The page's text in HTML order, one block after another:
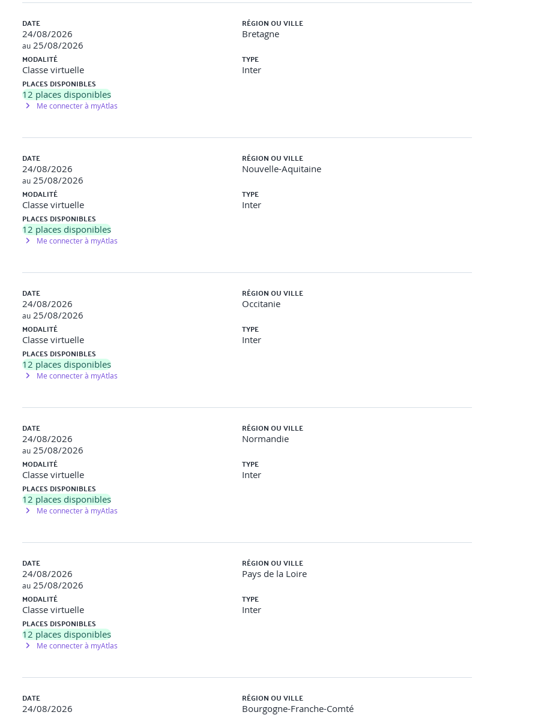
DATE
24/08/2026
au 25/08/2026
RÉGION OU VILLE
Bretagne
MODALITÉ
Classe virtuelle
TYPE
Inter
PLACES DISPONIBLES
12 places disponibles
Me connecter à myAtlas
DATE
24/08/2026
au 25/08/2026
RÉGION OU VILLE
Nouvelle-Aquitaine
MODALITÉ
Classe virtuelle
TYPE
Inter
PLACES DISPONIBLES
12 places disponibles
Me connecter à myAtlas
DATE
24/08/2026
au 25/08/2026
RÉGION OU VILLE
Occitanie
MODALITÉ
Classe virtuelle
TYPE
Inter
PLACES DISPONIBLES
12 places disponibles
Me connecter à myAtlas
DATE
24/08/2026
au 25/08/2026
RÉGION OU VILLE
Normandie
MODALITÉ
Classe virtuelle
TYPE
Inter
PLACES DISPONIBLES
12 places disponibles
Me connecter à myAtlas
DATE
24/08/2026
au 25/08/2026
RÉGION OU VILLE
Pays de la Loire
MODALITÉ
Classe virtuelle
TYPE
Inter
PLACES DISPONIBLES
12 places disponibles
Me connecter à myAtlas
DATE
24/08/2026
RÉGION OU VILLE
Bourgogne-Franche-Comté